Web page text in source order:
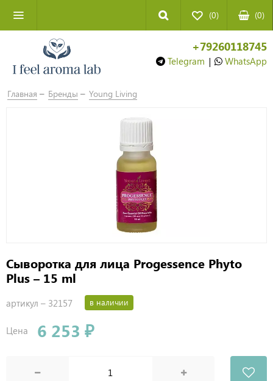
(0) (0)
+79260118745
Telegram | WhatsApp
Главная Бренды Young Living
Сыворотка для лица Progessence Phyto
Plus – 15 ml
артикул – 32157 в наличии
Цена 6 253 ₽